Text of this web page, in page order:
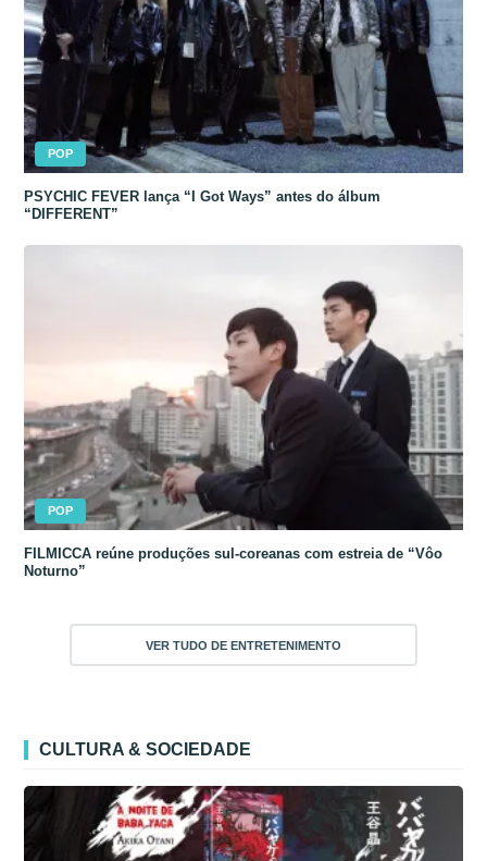
POP
PSYCHIC FEVER lança “I Got Ways” antes do álbum
“DIFFERENT”
POP
FILMICCA reúne produções sul-coreanas com estreia de “Vôo
Noturno”
VER TUDO DE ENTRETENIMENTO
CULTURA & SOCIEDADE